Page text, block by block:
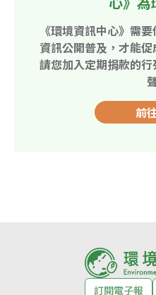
《環境資訊中心》需
資訊公開普及，才能
請您加入定期捐款的
前
訂閱電子報